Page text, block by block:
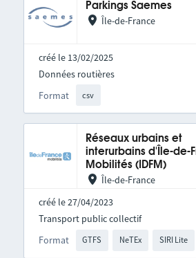
Parkings Saemes
Île-de-France
créé le 13/02/2025
Format csv
Données routières
Réseaux urbains et
interurbains d'Île-de-
Mobilités (IDFM)
Île-de-France
créé le 27/04/2023
Format GTFS NeTEx SIRI Lite
Transport public collectif